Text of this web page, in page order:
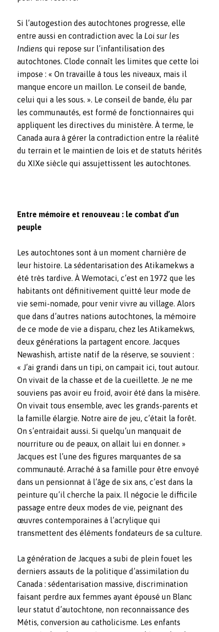
Si l’autogestion des autochtones progresse, elle
entre aussi en contradiction avec la Loi sur les
Indiens qui repose sur l’infantilisation des
autochtones. Clode connaît les limites que cette loi
impose : « On travaille à tous les niveaux, mais il
manque encore un maillon. Le conseil de bande,
celui qui a les sous. ». Le conseil de bande, élu par
les communautés, est formé de fonctionnaires qui
appliquent les directives du ministère. À terme, le
Canada aura à gérer la contradiction entre la réalité
du terrain et le maintien de lois et de statuts hérités
du XIXe siècle qui assujettissent les autochtones.
Entre mémoire et renouveau : le combat d’un
peuple
Les autochtones sont à un moment charnière de
leur histoire. La sédentarisation des Atikamekws a
été très tardive. À Wemotaci, c’est en 1972 que les
habitants ont définitivement quitté leur mode de
vie semi-nomade, pour venir vivre au village. Alors
que dans d’autres nations autochtones, la mémoire
de ce mode de vie a disparu, chez les Atikamekws,
deux générations la partagent encore. Jacques
Newashish, artiste natif de la réserve, se souvient :
« J’ai grandi dans un tipi, on campait ici, tout autour.
On vivait de la chasse et de la cueillette. Je ne me
souviens pas avoir eu froid, avoir été dans la misère.
On vivait tous ensemble, avec les grands-parents et
la famille élargie. Notre aire de jeu, c’était la forêt.
On s’entraidait aussi. Si quelqu’un manquait de
nourriture ou de peaux, on allait lui en donner. »
Jacques est l’une des figures marquantes de sa
communauté. Arraché à sa famille pour être envoyé
dans un pensionnat à l’âge de six ans, c’est dans la
peinture qu’il cherche la paix. Il négocie le difficile
passage entre deux modes de vie, peignant des
œuvres contemporaines à l’acrylique qui
transmettent des éléments fondateurs de sa culture.
La génération de Jacques a subi de plein fouet les
derniers assauts de la politique d’assimilation du
Canada : sédentarisation massive, discrimination
faisant perdre aux femmes ayant épousé un Blanc
leur statut d’autochtone, non reconnaissance des
Métis, conversion au catholicisme. Les enfants